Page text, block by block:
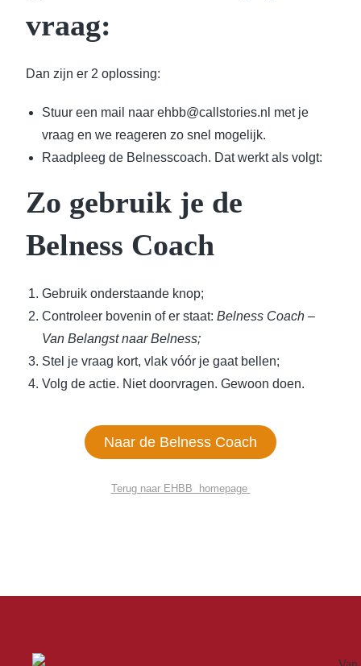
vraag:
Dan zijn er 2 oplossing:
Stuur een mail naar ehbb@callstories.nl met je
vraag en we reageren zo snel mogelijk.
Raadpleeg de Belnesscoach. Dat werkt als volgt:
Zo gebruik je de
Belness Coach
Gebruik onderstaande knop;
Controleer bovenin of er staat:Belness Coach –
Van Belangst naar Belness;
Stel je vraag kort, vlak vóór je gaat bellen;
Volg de actie. Niet doorvragen. Gewoon doen.
Naar de Belness Coach
Terug naar EHBB homepage